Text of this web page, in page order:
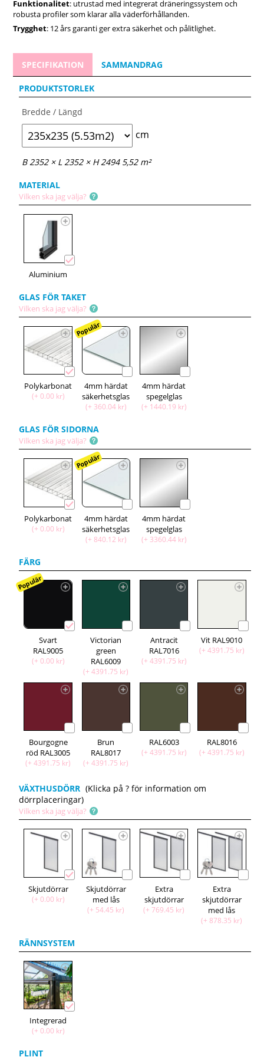
Funktionalitet: utrustad med integrerat dräneringssystem och
robusta profiler som klarar alla väderförhållanden.
Trygghet: 12 års garanti ger extra säkerhet och pålitlighet.
SPECIFIKATION SAMMANDRAG
PRODUKTSTORLEK
Bredde / Längd
cm
B 2352 × L 2352 × H 2494 5,52 m²
MATERIAL
Vilken ska jag välja?
Aluminium
GLAS FÖR TAKET
Vilken ska jag välja?
Polykarbonat
(+ 0.00 kr)
4mm härdat
säkerhetsglas
(+ 360.04 kr)
Populär
4mm härdat
spegelglas
(+ 1440.19 kr)
GLAS FÖR SIDORNA
Vilken ska jag välja?
Polykarbonat
(+ 0.00 kr)
4mm härdat
säkerhetsglas
(+ 840.12 kr)
Populär
4mm härdat
spegelglas
(+ 3360.44 kr)
FÄRG
Svart
RAL9005
(+ 0.00 kr)
Populär
Victorian
green
RAL6009
(+ 4391.75 kr)
Antracit
RAL7016
(+ 4391.75 kr)
Vit RAL9010
(+ 4391.75 kr)
Bourgogne
röd RAL3005
(+ 4391.75 kr)
Brun
RAL8017
(+ 4391.75 kr)
RAL6003
(+ 4391.75 kr)
RAL8016
(+ 4391.75 kr)
VÄXTHUSDÖRR (Klicka på ? för information om
dörrplaceringar)
Vilken ska jag välja?
Skjutdörrar
(+ 0.00 kr)
Skjutdörrar
med lås
(+ 54.45 kr)
Extra
skjutdörrar
(+ 769.45 kr)
Extra
skjutdörrar
med lås
(+ 878.35 kr)
RÄNNSYSTEM
Integrerad
(+ 0.00 kr)
PLINT